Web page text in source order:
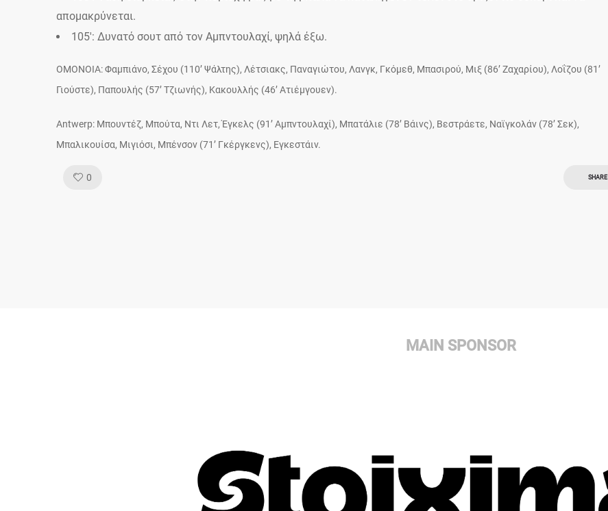
απομακρύνεται.
105′: Δυνατό σουτ από τον Αμπντουλαχί, ψηλά έξω.
ΟΜΟΝΟΙΑ: Φαμπιάνο, Σέχου (110’ Ψάλτης), Λέτσιακς, Παναγιώτου, Λανγκ, Γκόμεθ, Μπασιρού, Μιξ (86’ Ζαχαρίου), Λοΐζου (81’
Γιούστε), Παπουλής (57’ Τζιωνής), Κακουλλής (46’ Ατιέμγουεν).
Antwerp: Mπουντέζ, Μπούτα, Ντι Λετ, Έγκελς (91’ Αμπντουλαχί), Μπατάλιε (78’ Βάινς), Βεστράετε, Ναϊγκολάν (78’ Σεκ),
Μπαλικουίσα, Μιγιόσι, Μπένσον (71’ Γκέργκενς), Εγκεστάιν.
0 SHARE
MAIN SPONSOR